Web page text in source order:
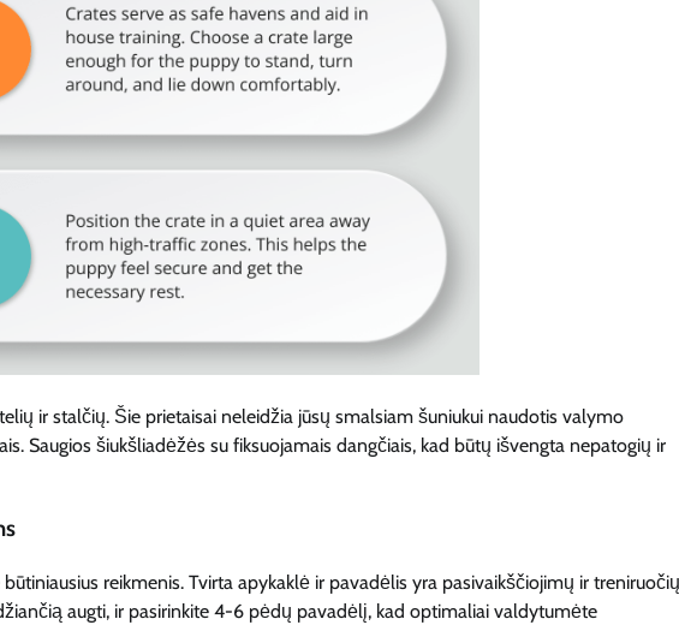
ir stalčių. Šie prietaisai neleidžia jūsų smalsiam šuniukui naudotis valymo
Saugios šiukšliadėžės su fiksuojamais dangčiais, kad būtų išvengta nepatogių ir
reikmenis. Tvirta apykaklė ir pavadėlis yra pasivaikščiojimų ir treniruočių
augti, ir pasirinkite 4-6 pėdų pavadėlį, kad optimaliai valdytumėte